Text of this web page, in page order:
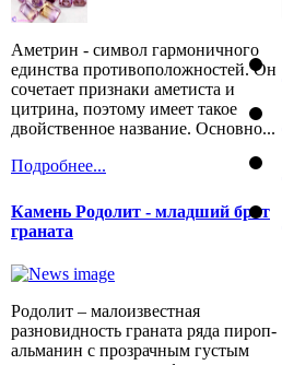
Аметрин - символ гармоничного
единства противоположностей. Он
сочетает признаки аметиста и
цитрина, поэтому имеет такое
двойственное название. Основно...
Подробнее...
Камень Родолит - младший брат
граната
Родолит – малоизвестная
разновидность граната ряда пироп-
альманин с прозрачным густым